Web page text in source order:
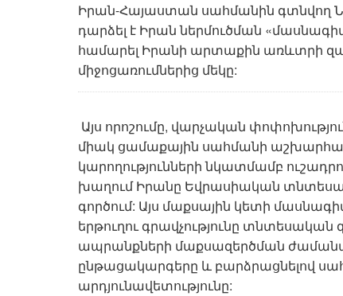
Իրան-Հայաստան սահմանին գտնվող
դարձել է Իրան ներմուծման
համարել Իրանի արտաքին առևտրի
միջոցառումներից մեկը:
Այս որոշումը, վարչական
միակ ցամաքային սահմանի
կարողությունների նկատմամբ
խաղում Իրանը Եվրասիական
գործում: Այս մաքսային կետի
երթուղու գրավչությունը տնտեսական
ապրանքների մաքսազերծման
ընթացակարգերը և բարձրացնելով
արդյունավետությունը: